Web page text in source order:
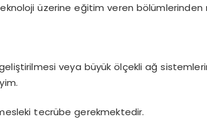
üzerine eğitim veren bölümlerinden
geliştirilmesi veya büyük ölçekli ağ
tecrübe gerekmektedir.